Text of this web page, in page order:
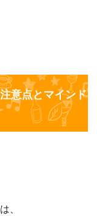
意点とマインド
、